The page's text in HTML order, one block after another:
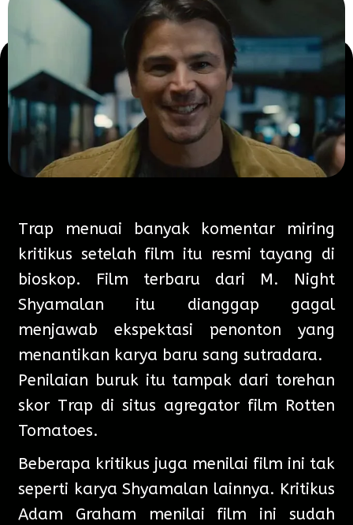
Trap menuai banyak komentar miring
kritikus setelah film itu resmi tayang di
bioskop. Film terbaru dari M. Night
Shyamalan itu dianggap gagal
menjawab ekspektasi penonton yang
menantikan karya baru sang sutradara.
Penilaian buruk itu tampak dari torehan
skor Trap di situs agregator film Rotten
Tomatoes.
Beberapa kritikus juga menilai film ini tak
seperti karya Shyamalan lainnya. Kritikus
Adam Graham menilai film ini sudah